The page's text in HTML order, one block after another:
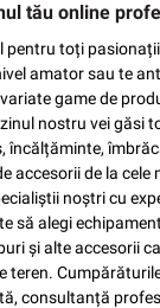
tău online
pentru toți
amator sau te
game de
nostru vei găsi
încălțăminte,
accesorii de la cele
noștri cu
să alegi
și alte accesorii
consultanță